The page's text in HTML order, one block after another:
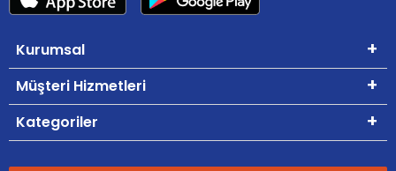
Kurumsal
Müşteri Hizmetleri
Kategoriler